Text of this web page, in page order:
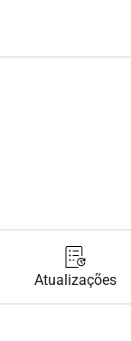
Atualizações